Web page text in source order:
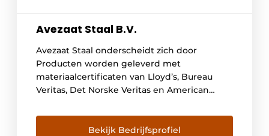
Avezaat Staal B.V.
Avezaat Staal onderscheidt zich door
Producten worden geleverd met
materiaalcertificaten van Lloyd’s, Bureau
Veritas, Det Norske Veritas en American
grote en kleine bedrijven in Nederland en
België, die werkzaam zijn in machine- en
Bekijk Bedrijfsprofiel